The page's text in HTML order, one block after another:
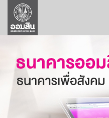
ลูกค้าธุรกิจ
ลูกค้าผู้ประกอบรายย่อย
ออมเพื่อสุข
เกี่ยวกับธนาคาร
การพัฒนาที่ยั่งยืน